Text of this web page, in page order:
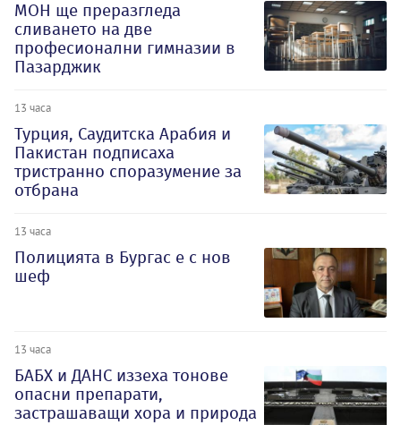
МОН ще преразгледа
сливането на две
професионални гимназии в
Пазарджик
13 часа
Турция, Саудитска Арабия и
Пакистан подписаха
тристранно споразумение за
отбрана
13 часа
Полицията в Бургас е с нов
шеф
13 часа
БАБХ и ДАНС иззеха тонове
опасни препарати,
застрашаващи хора и природа